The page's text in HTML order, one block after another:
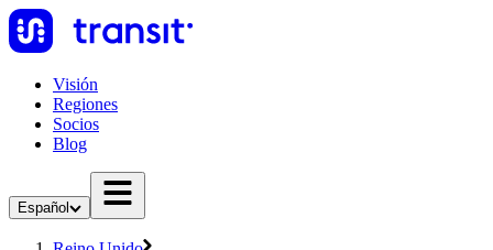
Visión
Regiones
Socios
Blog
Español